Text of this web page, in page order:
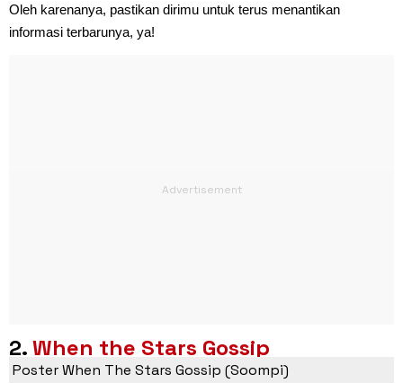
Oleh karenanya, pastikan dirimu untuk terus menantikan
informasi terbarunya, ya!
2.When the Stars Gossip
Poster When The Stars Gossip (Soompi)